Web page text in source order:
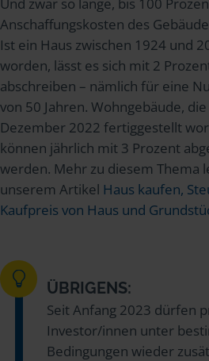
Anschaffungskosten des
Ist ein Haus zwischen 1924 und
worden, lässt es sich mit 2
abschreiben – nämlich für eine
von 50 Jahren. Wohngebäude,
Dezember 2022 fertiggestellt
können jährlich mit 3 Prozent
werden. Mehr zu diesem Thema
unserem Artikel Haus kaufen,
Kaufpreis von Haus und
ÜBRIGENS:
Seit Anfang 2023 dürfen
Investor/innen unter
Bedingungen wieder